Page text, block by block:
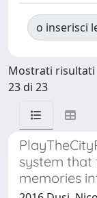
o inserisci
Mostrati risultati
23 di 23
system
memories